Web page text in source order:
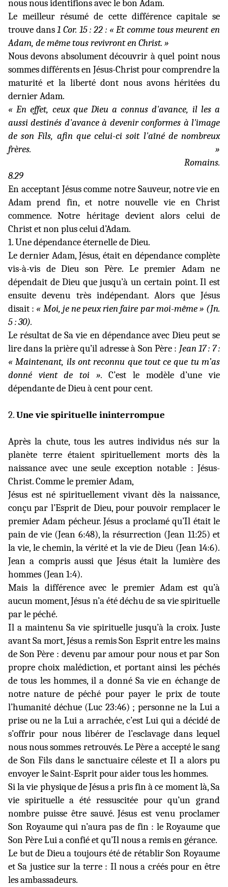
nous nous identifions avec le bon Adam.
Le meilleur résumé de cette différence capitale se
trouve dans1 Cor. 15 : 22 : « Et comme tous meurent en
Adam, de même tous revivront en Christ. »
Nous devons absolument découvrir à quel point nous
sommes différents en Jésus-Christ pour comprendre la
maturité et la liberté dont nous avons héritées du
dernier Adam.
« En effet, ceux que Dieu a connus d'avance, il les a
aussi destinés d'avance à devenir conformes à l'image
de son Fils, afin que celui-ci soit l'aîné de nombreux
frères. »
Romains.
8.29
En acceptant Jésus comme notre Sauveur, notre vie en
Adam prend fin, et notre nouvelle vie en Christ
commence. Notre héritage devient alors celui de
Christ et non plus celui d’Adam.
1. Une dépendance éternelle de Dieu.
Le dernier Adam, Jésus, était en dépendance complète
vis-à-vis de Dieu son Père. Le premier Adam ne
dépendait de Dieu que jusqu’à un certain point. Il est
ensuite devenu très indépendant. Alors que Jésus
disait : « Moi, je ne peux rien faire par moi-même » (Jn.
5 : 30).
Le résultat de Sa vie en dépendance avec Dieu peut se
lire dans la prière qu’il adresse à Son Père : Jean 17 : 7 :
« Maintenant, ils ont reconnu que tout ce que tu m’as
donné vient de toi ».C’est le modèle d’une vie
dépendante de Dieu à cent pour cent.
2.Une vie spirituelle ininterrompue
Après la chute, tous les autres individus nés sur la
planète terre étaient spirituellement morts dès la
naissance avec une seule exception notable : Jésus-
Christ. Comme le premier Adam,
Jésus est né spirituellement vivant dès la naissance,
conçu par l’Esprit de Dieu, pour pouvoir remplacer le
premier Adam pécheur. Jésus a proclamé qu’Il était le
pain de vie (Jean 6:48), la résurrection (Jean 11:25) et
la vie, le chemin, la vérité et la vie de Dieu (Jean 14:6).
Jean a compris aussi que Jésus était la lumière des
hommes (Jean 1:4).
Mais la différence avec le premier Adam est qu’à
aucun moment, Jésus n’a été déchu de sa vie spirituelle
par le péché.
Il a maintenu Sa vie spirituelle jusqu’à la croix. Juste
avant Sa mort, Jésus a remis Son Esprit entre les mains
de Son Père : devenu par amour pour nous et par Son
propre choix malédiction, et portant ainsi les péchés
de tous les hommes, il a donné Sa vie en échange de
notre nature de péché pour payer le prix de toute
l’humanité déchue (Luc 23:46) ; personne ne la Lui a
prise ou ne la Lui a arrachée, c’est Lui qui a décidé de
s’offrir pour nous libérer de l’esclavage dans lequel
nous nous sommes retrouvés. Le Père a accepté le sang
de Son Fils dans le sanctuaire céleste et Il a alors pu
envoyer le Saint-Esprit pour aider tous les hommes.
Si la vie physique de Jésus a pris fin à ce moment là, Sa
vie spirituelle a été ressuscitée pour qu’un grand
nombre puisse être sauvé. Jésus est venu proclamer
Son Royaume qui n’aura pas de fin : le Royaume que
Son Père Lui a confié et qu’Il nous a remis en gérance.
Le but de Dieu a toujours été de rétablir Son Royaume
et Sa justice sur la terre : Il nous a créés pour en être
les ambassadeurs.